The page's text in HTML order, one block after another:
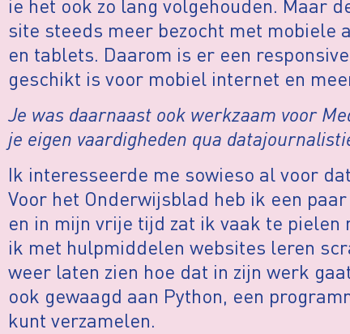
site steeds meer bezocht met mobiele
en tablets. Daarom is er een
geschikt is voor mobiel internet en
Je was daarnaast ook werkzaam voor
je eigen vaardigheden qua
Ik interesseerde me sowieso al voor
Voor het Onderwijsblad heb ik een
en in mijn vrije tijd zat ik vaak te pielen
ik met hulpmiddelen websites leren
weer laten zien hoe dat in zijn werk
ook gewaagd aan Python, een
kunt verzamelen.